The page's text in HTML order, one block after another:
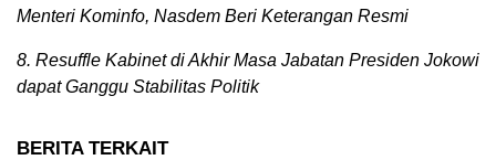
Menteri Kominfo, Nasdem Beri Keterangan Resmi
8. Resuffle Kabinet di Akhir Masa Jabatan Presiden Jokowi
dapat Ganggu Stabilitas Politik
BERITA TERKAIT